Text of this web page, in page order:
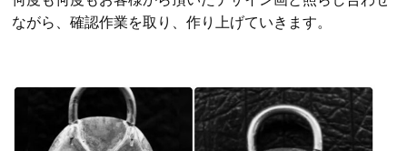
ながら、確認作業を取り、作り上げていきます。